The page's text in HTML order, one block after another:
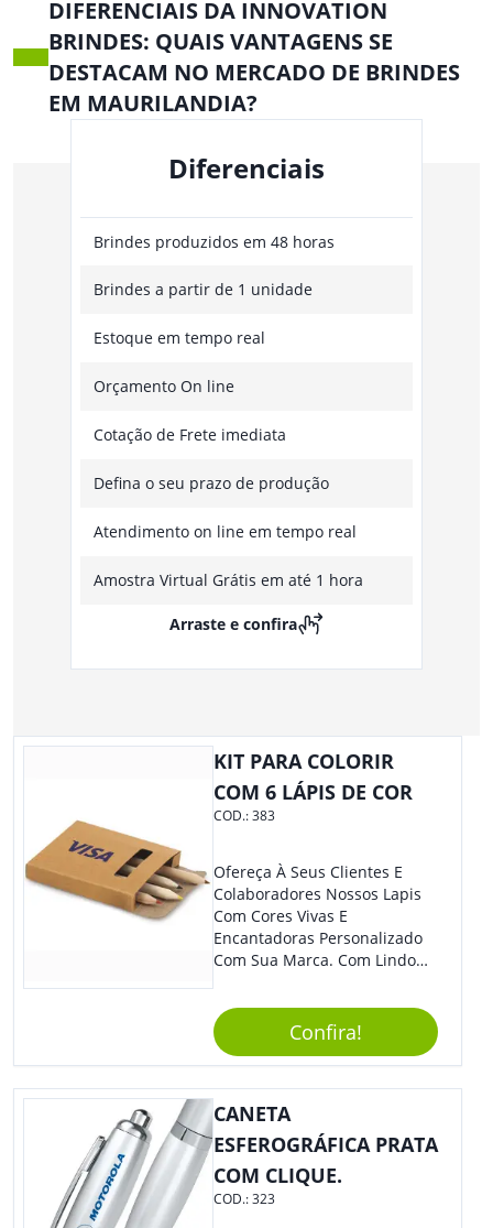
DIFERENCIAIS DA INNOVATION
BRINDES: QUAIS VANTAGENS SE
DESTACAM NO MERCADO DE BRINDES
EM MAURILANDIA?
Diferenciais
Brindes produzidos em 48 horas
Brindes a partir de 1 unidade
Estoque em tempo real
Orçamento On line
Cotação de Frete imediata
Defina o seu prazo de produção
Atendimento on line em tempo real
Amostra Virtual Grátis em até 1 hora
Arraste e confira
KIT PARA COLORIR
COM 6 LÁPIS DE COR
COD.:383
Ofereça À Seus Clientes E
Colaboradores Nossos Lapis
Com Cores Vivas E
Encantadoras Personalizado
Com Sua Marca. Com Lindo
Para Diversas Ocasiões.
Perfeito, Não É?!
Confira!
CANETA
ESFEROGRÁFICA PRATA
COM CLIQUE.
COD.:323